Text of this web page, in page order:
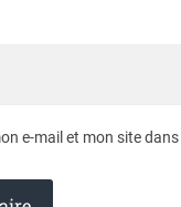
e-mail et mon site